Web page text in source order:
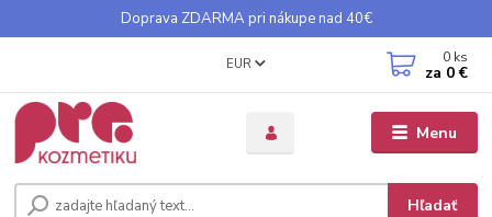
Doprava ZDARMA pri nákupe nad 40€
Menu
EUR
Hľadať
0 ks
za 0 €